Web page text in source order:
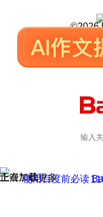
©2026
正在加载
上滑加载更多
使用百度前必读京